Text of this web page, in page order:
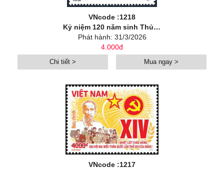
VNcode :1218
Kỷ niệm 120 năm sinh Thủ tướng Phạm Văn Đồng (1906-2026)
Phát hành: 31/3/2026
4.000đ
Chi tiết > Mua ngay >
VNcode :1217